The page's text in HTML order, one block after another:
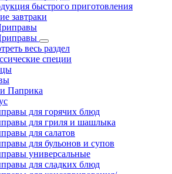
быстрого приготовления
завтраки
весь раздел
специи
Паприка
для горячих блюд
для гриля и шашлыка
для салатов
для бульонов и супов
универсальные
для сладких блюд